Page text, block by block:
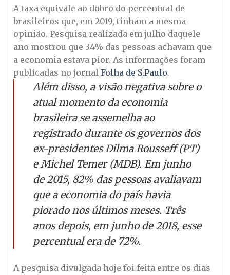
A taxa equivale ao dobro do percentual de
brasileiros que, em 2019, tinham a mesma
opinião. Pesquisa realizada em julho daquele
ano mostrou que 34% das pessoas achavam que
a economia estava pior. As informações foram
publicadas no jornal Folha de S.Paulo.
Além disso, a visão negativa sobre o
atual momento da economia
brasileira se assemelha ao
registrado durante os governos dos
ex-presidentes Dilma Rousseff (PT)
e Michel Temer (MDB). Em junho
de 2015, 82% das pessoas avaliavam
que a economia do país havia
piorado nos últimos meses. Três
anos depois, em junho de 2018, esse
percentual era de 72%.
A pesquisa divulgada hoje foi feita entre os dias